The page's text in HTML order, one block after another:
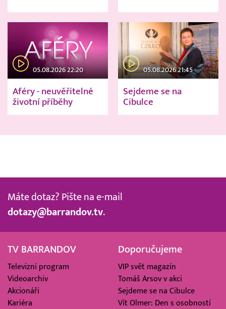
05.08.2026 22:20
Aféry - neuvěřitelné
životní příběhy
05.08.2026 21:45
Sejdeme se na
Cibulce
Máte dotaz? Pište na e-mail
dotazy@barrandov.tv.
TV BARRANDOV
Televizní program
Videoarchiv
Akcionáři
Kariéra
Doporučujeme
VIP svět magazín
Tomáš Arsov v akci
Sejdeme se na Cibulce
Vít Olmer: Den s osobností